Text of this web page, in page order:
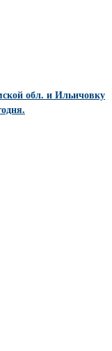
обл. и Ильичовку